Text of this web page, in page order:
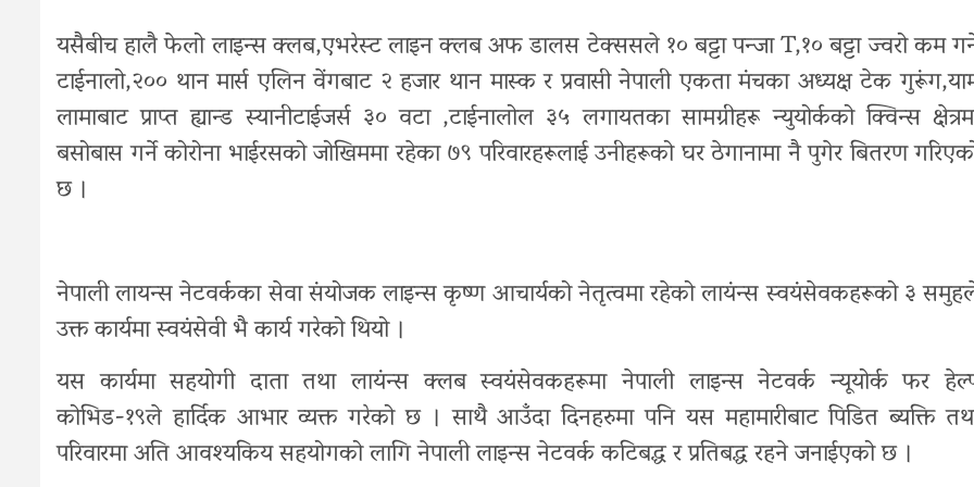
यसैबीच हालै फेलो लाइन्स क्लब,एभरेस्ट लाइन क्लब अफ डालस टेक्ससले १० बट्टा पन्जा T,१० बट्टा ज्वरो कम
टाईनालो,२०० थान मार्स एलिन वेंगबाट २ हजार थान मास्क र प्रवासी नेपाली एकता मंचका अध्यक्ष टेक
लामाबाट प्राप्त ह्यान्ड स्यानीटाईजर्स ३० वटा ,टाईनालोल ३५ लगायतका सामग्रीहरू न्युयोर्कको क्विन्स
बसोबास गर्ने कोरोना भाईरसको जोखिममा रहेका ७९ परिवारहरूलाई उनीहरूको घर ठेगानामा नै पुगेर बितरण
छ ।
नेपाली लायन्स नेटवर्कका सेवा संयोजक लाइन्स कृष्ण आचार्यको नेतृत्वमा रहेको लायंन्स स्वयंसेवकहरूको ३
उक्त कार्यमा स्वयंसेवी भै कार्य गरेको थियो ।
यस कार्यमा सहयोगी दाता तथा लायंन्स क्लब स्वयंसेवकहरूमा नेपाली लाइन्स नेटवर्क न्यूयोर्क फर
कोभिड-१९ले हार्दिक आभार व्यक्त गरेको छ । साथै आउँदा दिनहरुमा पनि यस महामारीबाट पिडित ब्यक्ति
परिवारमा अति आवश्यकिय सहयोगको लागि नेपाली लाइन्स नेटवर्क कटिबद्ध र प्रतिबद्ध रहने जनाईएको छ ।